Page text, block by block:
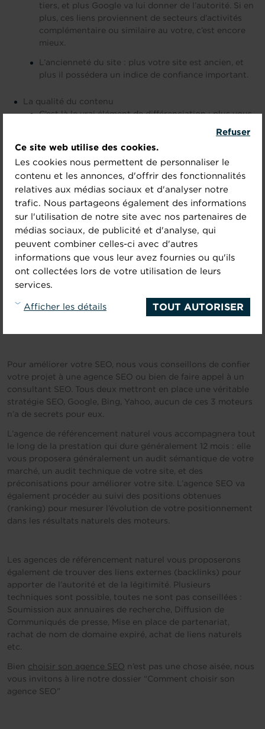
Refuser
Ce site web utilise des cookies.
Les cookies nous permettent de personnaliser le
contenu et les annonces, d'offrir des fonctionnalités
relatives aux médias sociaux et d'analyser notre
trafic. Nous partageons également des informations
sur l'utilisation de notre site avec nos partenaires de
médias sociaux, de publicité et d'analyse, qui
peuvent combiner celles-ci avec d'autres
informations que vous leur avez fournies ou qu'ils
ont collectées lors de votre utilisation de leurs
services.
TOUT AUTORISER
Afficher les détails
tiers, et plus Google va lui donner de l’autorité. Si en
plus, ces liens proviennent de secteurs d’activités
complémentaire ou similaire au votre, c’est encore
mieux.
L’ancienneté du site : plus votre site est ancien, et
plus il possédera un indice de confiance important.
La qualité du contenu
C’est là le vrai élément de différenciation : plus vous
des internautes, et plus vous aurez des chances
d’être visible et bien placé dans les SERP. Analysez
les intentions de recherche et les mots clés de votre
secteur d’activité. Prenez le temps de produire du
contenu utile, si possible sous forme
conversationnelle.
Il y a des centaines de critères qui pris en compte
actuellement, et tout l’art du SEO est de bien maîtriser ces
critères et être à l’écoute des guidelines de Google.
Pour améliorer votre SEO, nous vous conseillons de confier
votre projet à une agence SEO ou bien de faire appel à un
consultant SEO. Tous deux mettront en place une véritable
stratégie SEO, Google, Bing, Yahoo, aucun de ces 3 moteurs
n’a de secrets pour eux.
L’agence de référencement naturel vous accompagnera tout
le long de la prestation qui dure généralement 12 mois : elle
vous proposera généralement un audit sémantique de votre
marché, un audit technique de votre site, et des
préconisations pour améliorer votre site. L’agence SEO va
également procéder au suivi des positions obtenues
(ranking) pour mesurer l’évolution de votre positionnement
dans les résultats naturels des moteurs.
Les agences de référencement naturel vous proposerons
également de trouver des liens externes (backlinks) pour
apporter de l’autorité et de la légitimité. Plusieurs
techniques sont possible, toutes ne sont pas conseillées :
Soumission aux annuaires de recherche, Diffusion de
Communiqués de presse, Mise en place de partenariat,
rachat de nom de domaine expiré, achat de liens naturels
etc.
Bien choisir son agence SEO n’est pas une chose aisée, nous
vous invitons à lire notre dossier “Comment choisir son
agence SEO”